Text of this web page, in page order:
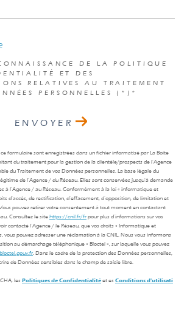
DE LA POLITIQUE
ET DES
RELATIVES AU TRAITEMENT
PERSONNELLES (*)*
ENVOYER
formulaire sont enregistrées dans un fichier informatisé par La Boite
du traitement pour la gestion de la clientèle/prospects de l'Agence
du Traitement de vos Données personnelles. La base légale du
de l'Agence / du Réseau. Elles sont conservées jusqu'à demande
à l'Agence / au Réseau. Conformément à la loi « informatique et
d’accès, de rectification, d’effacement, d’opposition, de limitation et
pouvez retirer votre consentement à tout moment en contactant
Consultez le site https://cnil.fr/fr pour plus d’informations sur vos
contacté l'Agence / le Réseau, que vos droits « Informatique et
vous pouvez adresser une réclamation à la CNIL. Nous vous informons
au démarchage téléphonique « Bloctel », sur laquelle vous pouvez
. Dans le cadre de la protection des Données personnelles,
de Données sensibles dans le champ de saisie libre.
les Politiques de Confidentialité et es Conditions d'utilisati